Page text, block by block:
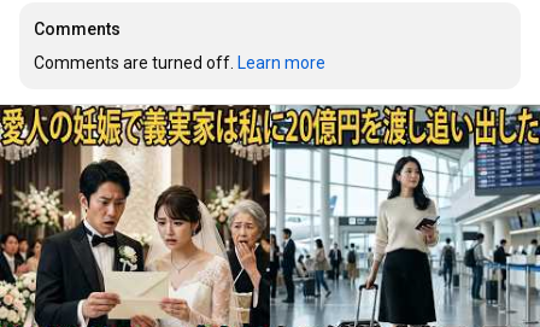
Comments
Comments are turned off. Learn more